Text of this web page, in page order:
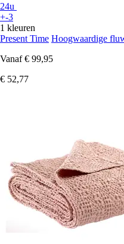
24u
+-3
1 kleuren
Present Time Hoogwaardige
Vanaf € 99,95
€ 52,77